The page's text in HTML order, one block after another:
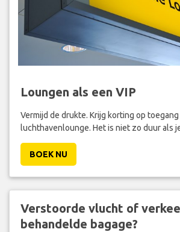
Loungen als een VIP
Vermijd de drukte. Krijg korting op
luchthavenlounge. Het is niet zo duur als
BOEK NU
Verstoorde vlucht of
behandelde bagage?